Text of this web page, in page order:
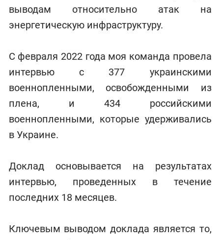
выводам относительно атак на
энергетическую инфраструктуру.
С февраля 2022 года моя команда провела
интервью с 377 украинскими
военнопленными, освобожденными из
плена, и 434 российскими
военнопленными, которые удерживались
в Украине.
Доклад основывается на результатах
интервью, проведенных в течение
последних 18 месяцев.
Ключевым выводом доклада является то,